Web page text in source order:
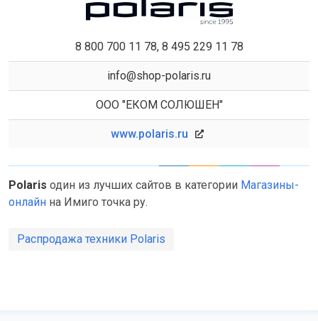
8 800 700 11 78, 8 495 229 11 78
info@shop-polaris.ru
ООО "ЕКОМ СОЛЮШЕН"
www.polaris.ru
Polaris один из лучших сайтов в категории Магазины-
онлайн на Имиго точка ру.
Распродажа техники Polaris